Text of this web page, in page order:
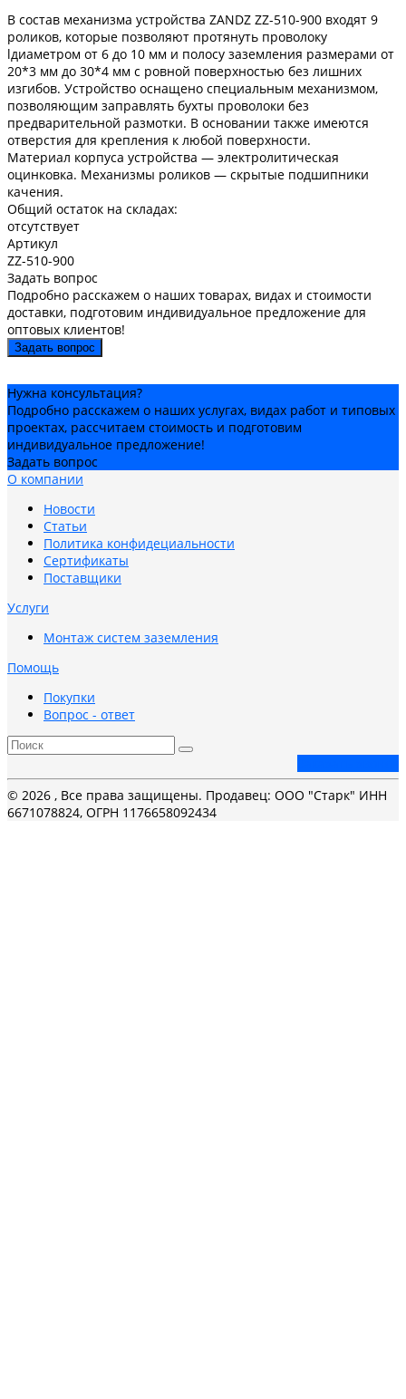
В состав механизма устройства ZANDZ ZZ-510-900 входят 9
роликов, которые позволяют протянуть проволоку
lдиаметром от 6 до 10 мм и полосу заземления размерами от
20*3 мм до 30*4 мм с ровной поверхностью без лишних
изгибов. Устройство оснащено специальным механизмом,
позволяющим заправлять бухты проволоки без
предварительной размотки. В основании также имеются
отверстия для крепления к любой поверхности.
Материал корпуса устройства — электролитическая
оцинковка. Механизмы роликов — скрытые подшипники
качения.
Общий остаток на складах:
отсутствует
Артикул
ZZ-510-900
Задать вопрос
Подробно расскажем о наших товарах, видах и стоимости
доставки, подготовим индивидуальное предложение для
оптовых клиентов!
Задать вопрос
Нужна консультация?
Подробно расскажем о наших услугах, видах работ и типовых
проектах, рассчитаем стоимость и подготовим
индивидуальное предложение!
Задать вопрос
О компании
Новости
Статьи
Политика конфидециальности
Сертификаты
Поставщики
Услуги
Монтаж систем заземления
Помощь
Покупки
Вопрос - ответ
© 2026 , Все права защищены. Продавец: ООО "Старк" ИНН
6671078824, ОГРН 1176658092434